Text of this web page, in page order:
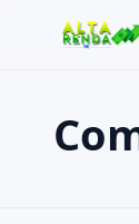
Buscar